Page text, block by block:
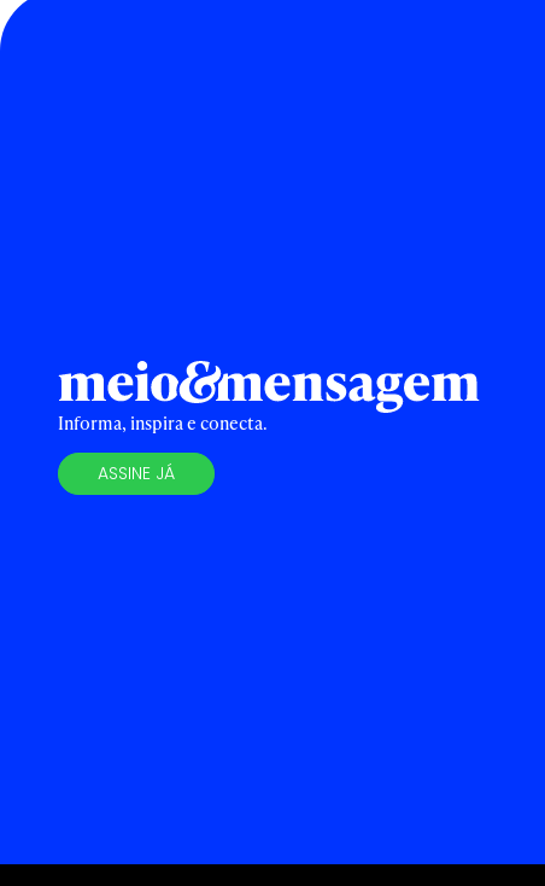
Informa, inspira e conecta.
ASSINE JÁ